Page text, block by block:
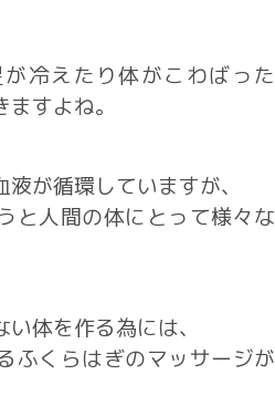
冷えたり体がこわばった
すよね。
が循環していますが、
と人間の体にとって様々な
体を作る為には、
ふくらはぎのマッサージが